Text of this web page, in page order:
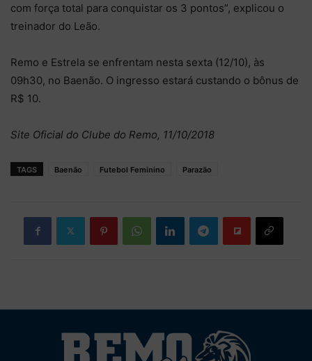
com força total para conquistar os 3 pontos”, explicou o
treinador do Leão.
Remo e Estrela se enfrentam nesta sexta (12/10), às
09h30, no Baenão. O ingresso estará custando o bônus de
R$ 10.
Site Oficial do Clube do Remo, 11/10/2018
TAGS Baenão Futebol Feminino Parazão